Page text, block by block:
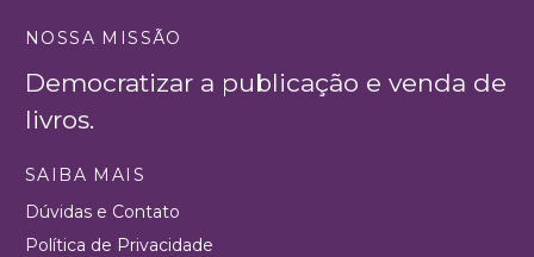
NOSSA MISSÃO
Democratizar a publicação e venda de
livros.
SAIBA MAIS
Dúvidas e Contato
Política de Privacidade